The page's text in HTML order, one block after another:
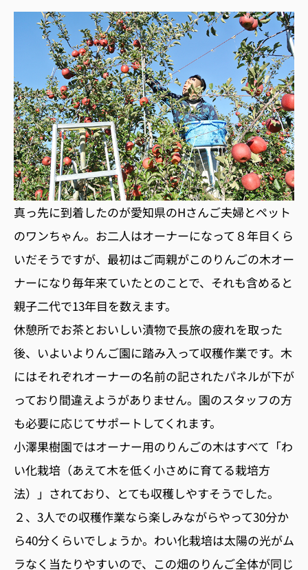
真っ先に到着したのが愛知県のHさんご夫婦とペット
のワンちゃん。お二人はオーナーになって８年目くら
いだそうですが、最初はご両親がこのりんごの木オー
ナーになり毎年来ていたとのことで、それも含めると
親子二代で13年目を数えます。
休憩所でお茶とおいしい漬物で長旅の疲れを取った
後、いよいよりんご園に踏み入って収穫作業です。木
にはそれぞれオーナーの名前の記されたパネルが下が
っており間違えようがありません。園のスタッフの方
も必要に応じてサポートしてくれます。
小澤果樹園ではオーナー用のりんごの木はすべて「わ
い化栽培（あえて木を低く小さめに育てる栽培方
法）」されており、とても収穫しやすそうでした。
２、3人での収穫作業なら楽しみながらやって30分か
ら40分くらいでしょうか。わい化栽培は太陽の光がム
ラなく当たりやすいので、この畑のりんご全体が同じ